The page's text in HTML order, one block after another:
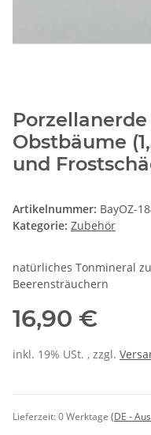
Obstbäume
und
Artikelnummer: BayOZ-
Kategorie: Zubehör
natürliches Tonmineral
Beerensträuchern
16,90 €
inkl. 19% USt. , zzgl.
Lieferzeit:0 Werktage (DE -